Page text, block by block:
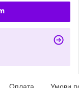
Оплата Умови